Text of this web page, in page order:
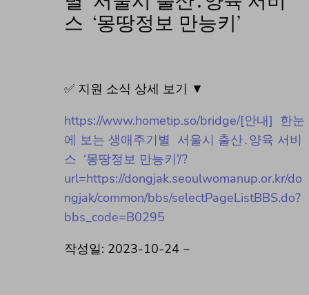
스 ‘몽땅정보 만능키’
✅ 지원 소식 상세 보기 ▼
https://www.hometip.so/bridge/[안내] 한눈
에 보는 생애주기별 서울시 출산․양육 서비
스 ‘몽땅정보 만능키’/?
url=https://dongjak.seoulwomanup.or.kr/do
ngjak/common/bbs/selectPageListBBS.do?
bbs_code=B0295
작성일: 2023-10-24 ~